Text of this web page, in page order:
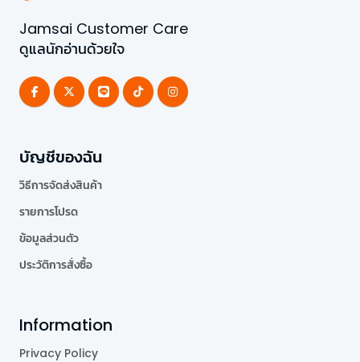
Jamsai Customer Care
ดูแลนักอ่านด้วยใจ
บัญชีของฉัน
วิธีการจัดส่งสินค้า
รายการโปรด
ข้อมูลส่วนตัว
ประวัติการสั่งซื้อ
Information
Privacy Policy